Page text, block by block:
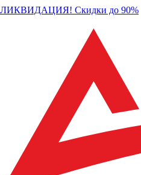
ЛИКВИДАЦИЯ! Скидки до 90%